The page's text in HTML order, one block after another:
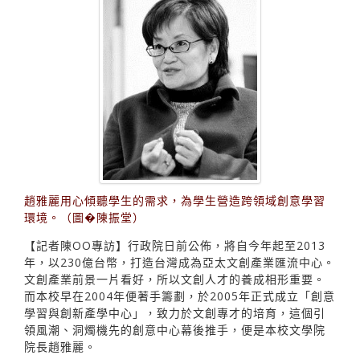
趙雅麗用心傾聽學生的需求，為學生營造跨領域創意學習
環境。（圖�陳振堂）
【記者陳OO專訪】行政院日前公佈，將自今年起至2013
年，以230億台幣，打造台灣成為亞太文創產業匯流中心。
文創產業前景一片看好，所以文創人才的養成相形重要。
而本校早在2004年便著手籌劃，於2005年正式成立「創意
學習與創新產學中心」，致力於文創專才的培育，這個引
領風潮、洞燭機先的創意中心幕後推手，便是本校文學院
院長趙雅麗。